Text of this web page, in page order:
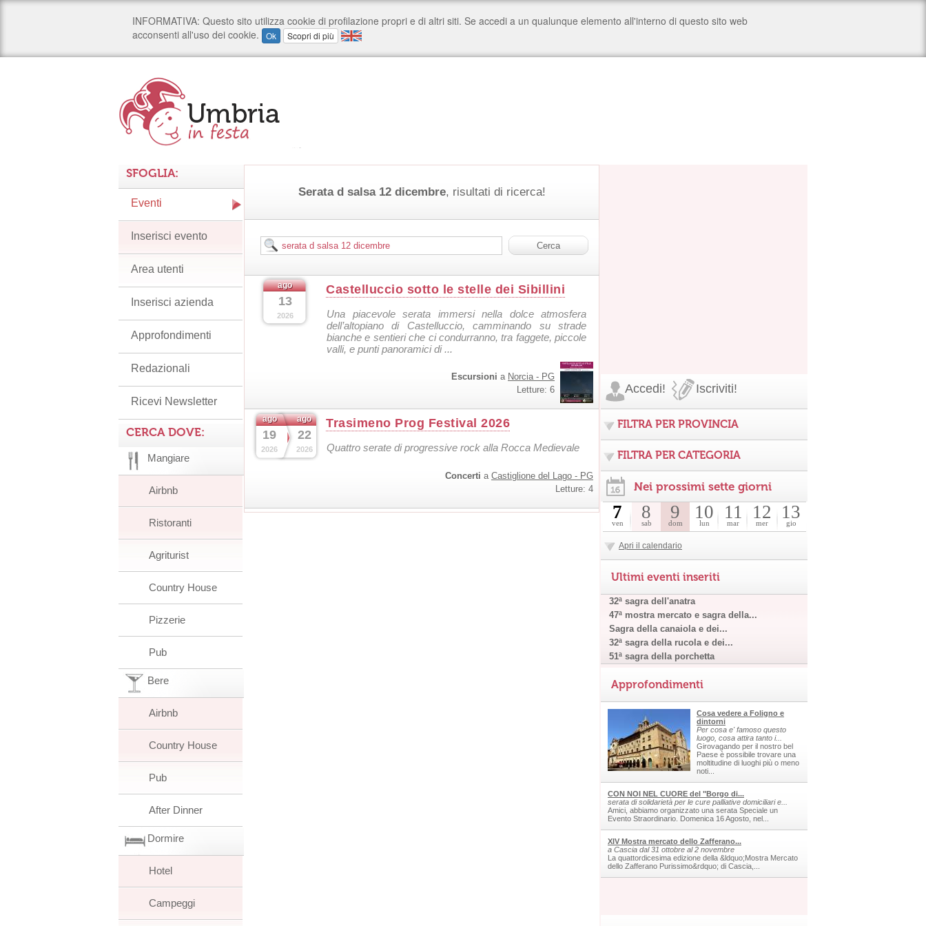
Serata d salsa 12 dicembre, risultati di ricerca!
ago
13
2026
Castelluccio sotto le stelle dei Sibillini
Una piacevole serata immersi nella dolce atmosfera
dell’altopiano di Castelluccio, camminando su strade
bianche e sentieri che ci condurranno, tra faggete, piccole
valli, e punti panoramici di ...
Escursioni a Norcia - PG
Letture: 6
ago
19
2026
ago
22
2026
Trasimeno Prog Festival 2026
Quattro serate di progressive rock alla Rocca Medievale
Concerti a Castiglione del Lago - PG
Letture: 4
SFOGLIA:
Eventi
Inserisci evento
Area utenti
Inserisci azienda
Approfondimenti
Redazionali
Ricevi Newsletter
CERCA DOVE:
Mangiare
Airbnb
Ristoranti
Agriturist
Country House
Pizzerie
Pub
Bere
Airbnb
Country House
Pub
After Dinner
Dormire
Hotel
Campeggi
Accedi! Iscriviti!
FILTRA PER PROVINCIA
FILTRA PER CATEGORIA
Nei prossimi sette giorni
7
ven
8
sab
9
dom
10
lun
11
mar
12
mer
13
gio
Apri il calendario
Ultimi eventi inseriti
32ª sagra dell'anatra
47ª mostra mercato e sagra della...
Sagra della canaiola e dei...
32ª sagra della rucola e dei...
51ª sagra della porchetta
Approfondimenti
Cosa vedere a Foligno e
dintorni
Per cosa e' famoso questo
luogo, cosa attira tanto i...
Girovagando per il nostro bel
Paese è possibile trovare una
moltitudine di luoghi più o meno
noti...
CON NOI NEL CUORE del "Borgo di...
serata di solidarietà per le cure palliative domiciliari e...
Amici, abbiamo organizzato una serata Speciale un
Evento Straordinario. Domenica 16 Agosto, nel...
XIV Mostra mercato dello Zafferano...
a Cascia dal 31 ottobre al 2 novembre
La quattordicesima edizione della &ldquo;Mostra Mercato
dello Zafferano Purissimo&rdquo; di Cascia,...